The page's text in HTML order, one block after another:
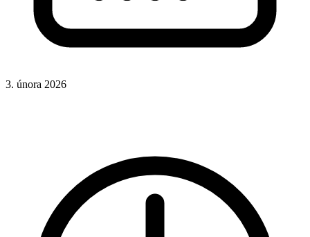
3. února 2026